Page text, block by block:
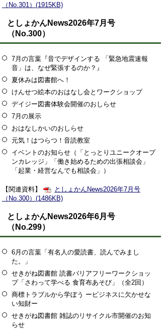
（No.301）(1915KB)
としょかんNews2026年7月号
（No.300）
7月の言葉『音でデザインする 「緊急地震速報
音」は、なぜ緊張するのか？』
夏休みは図書館へ！
けんせつ絵本のおはなし会とワークショップ
デイジー図書体験会開催のおしらせ
7月の展示
おはなしかいのおしらせ
元気！はつらつ！音読教室
イベントのお知らせ（「とっとりユニークオープ
ンカレッジ」「働き始めるための出張相談会」
「起業・経営なんでも相談会」）
【関連資料】
としょかんNews2026年7月号
（No.300）(1486KB)
としょかんNews2026年6月号
（No.299）
6月の言葉「有名人の愛読書、読んでみまし
た。」
せきがね図書館 読書バリアフリーワークショッ
プ「さわって学べる 食育布あそび」（全2回）
商標トラブルから学ぼう ービジネスに欠かせな
い知財ー
せきがね図書館 雑誌のリサイクル市開催のお知
らせ